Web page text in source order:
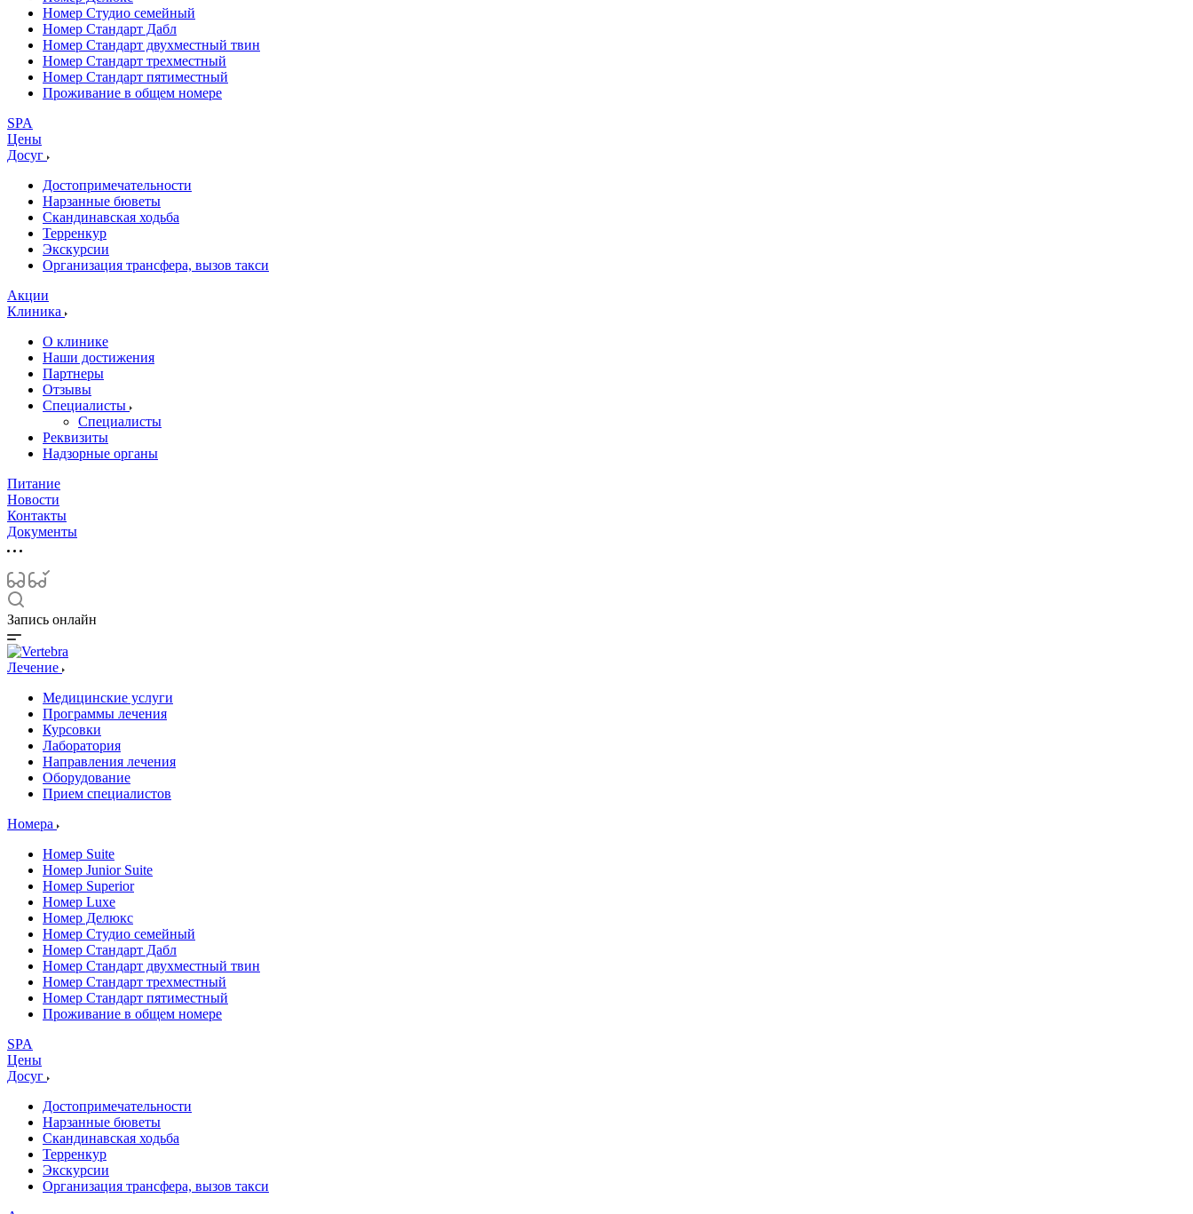
Номер Студио семейный
Номер Стандарт Дабл
Номер Стандарт двухместный твин
Номер Стандарт трехместный
Номер Стандарт пятиместный
Проживание в общем номере
SPA
Цены
Досуг
Достопримечательности
Нарзанные бюветы
Скандинавская ходьба
Терренкур
Экскурсии
Организация трансфера, вызов такси
Акции
Клиника
О клинике
Наши достижения
Партнеры
Отзывы
Специалисты
Специалисты
Реквизиты
Надзорные органы
Питание
Новости
Контакты
Документы
Запись онлайн
Лечение
Медицинские услуги
Программы лечения
Курсовки
Лаборатория
Направления лечения
Оборудование
Прием специалистов
Номера
Номер Suite
Номер Junior Suite
Номер Superior
Номер Luxe
Номер Делюкс
Номер Студио семейный
Номер Стандарт Дабл
Номер Стандарт двухместный твин
Номер Стандарт трехместный
Номер Стандарт пятиместный
Проживание в общем номере
SPA
Цены
Досуг
Достопримечательности
Нарзанные бюветы
Скандинавская ходьба
Терренкур
Экскурсии
Организация трансфера, вызов такси